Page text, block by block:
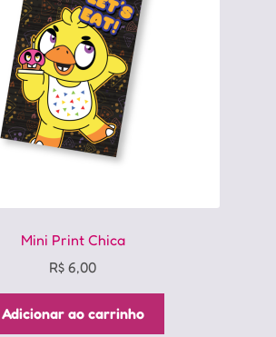
Mini Print Chica
R$ 6,00
Adicionar ao carrinho